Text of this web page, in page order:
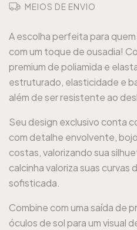
MEIOS DE ENVIO
A escolha perfeita para
com um toque de ousadia!
premium de poliamida e
estruturado, elasticidade e
além de ser resistente ao
Seu design exclusivo conta
com detalhe envolvente,
costas, valorizando sua
calcinha valoriza suas curvas
sofisticada.
Combine com uma saída de
óculos de sol para um visual